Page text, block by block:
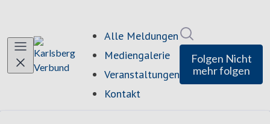
Alle Meldungen
Mediengalerie
Veranstaltungen
Kontakt
Folgen Nicht
mehr folgen